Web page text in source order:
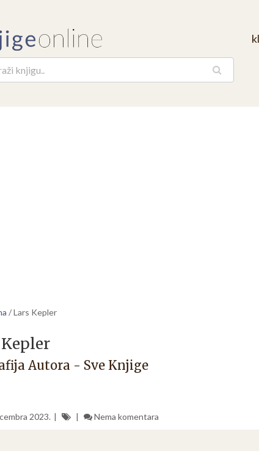
/Lars Kepler
Autora - Sve Knjige
2023. Nema komentara